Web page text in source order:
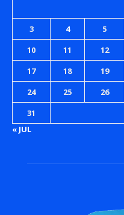
3
4 5
10
11 12
17
18 19
24
25 26
31
« JUL